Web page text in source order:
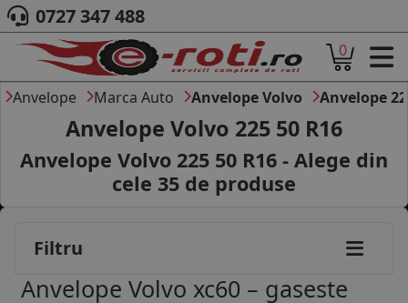
ACASA
DESPRE NOI
ANVELOPE
AUTO
CAMION
MOTO
MARCA AUTO
0727 347 488
0
Anvelope Marca Auto Anvelope Volvo Anvelope
Anvelope Volvo 225 50 R16
Anvelope Volvo 225 50 R16 - Alege din
cele 35 de produse
Filtru
Anvelope Volvo xc60 – gaseste